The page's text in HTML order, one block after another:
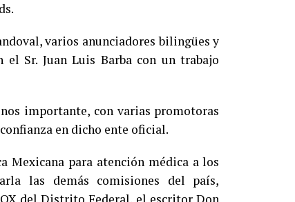
varios anunciadores bilingües y
Sr. Juan Luis Barba con un trabajo
importante, con varias promotoras
en dicho ente oficial.
Mexicana para atención médica a los
las demás comisiones del país,